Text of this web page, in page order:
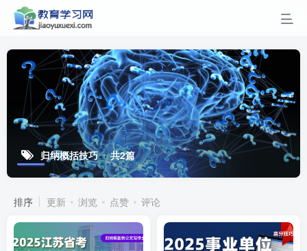
归纳概括技巧 共2篇
排序 更新 浏览 点赞 评论